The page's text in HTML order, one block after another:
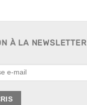
À LA NEWSLETTER